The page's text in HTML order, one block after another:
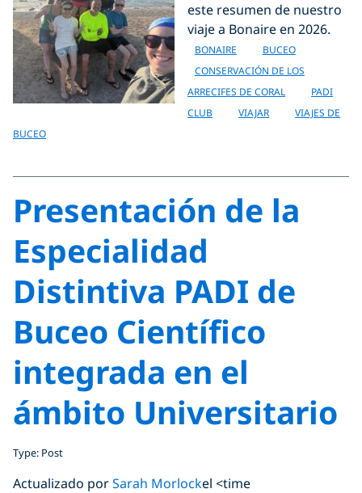
este resumen de nuestro
viaje a Bonaire en 2026.
BONAIRE
BUCEO
CONSERVACIÓN DE LOS
ARRECIFES DE CORAL
PADI
CLUB
VIAJAR
VIAJES DE
BUCEO
Presentación de la
Especialidad
Distintiva PADI de
Buceo Científico
integrada en el
ámbito Universitario
Type: Post
Actualizado porSarah Morlockel <time